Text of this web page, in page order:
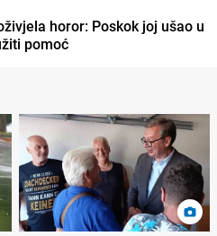
horor: Poskok joj ušao u
pomoć